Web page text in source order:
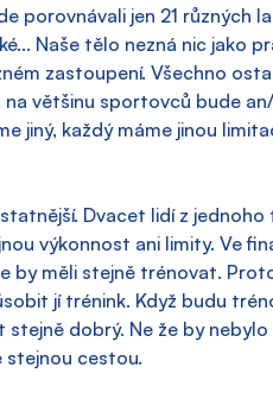
porovnávali jen 21 různých
Naše tělo nezná nic jako
zastoupení. Všechno
většinu sportovců bude
jiný, každý máme jinou
Dvacet lidí z
výkonnost ani limity. Ve
by měli stejně trénovat.
jí trénink. Když budu
stejně dobrý. Ne že by
cestou.